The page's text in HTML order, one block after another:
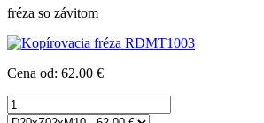
fréza so závitom
Cena od: 62.00 €